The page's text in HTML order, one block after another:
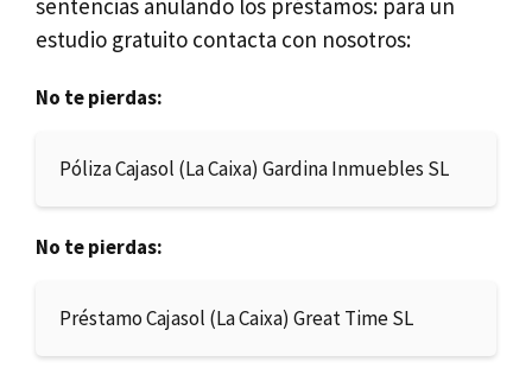
sentencias anulando los préstamos: para un
estudio gratuito contacta con nosotros:
No te pierdas:
Póliza Cajasol (La Caixa) Gardina Inmuebles SL
No te pierdas:
Préstamo Cajasol (La Caixa) Great Time SL